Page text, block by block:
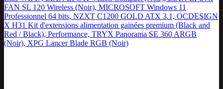
FAN SL 120 Wireless (Noir), MICROSOFT Windows 11
Professionnel 64 bits, NZXT C1200 GOLD ATX 3.1, OCDESIGN
X H31 Kit d'extensions alimentation gainées premium (Black and
Red / Black), Performance, TRYX Panorama SE 360 ARGB
(Noir), XPG Lancer Blade RGB (Noir)